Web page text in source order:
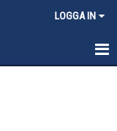
LOGGA IN